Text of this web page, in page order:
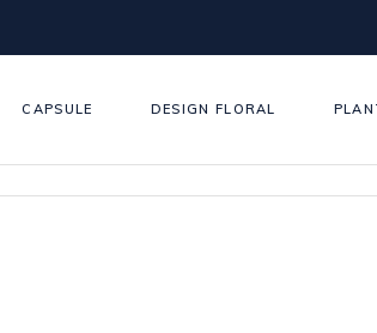
CAPSULE DESIGN FLORAL